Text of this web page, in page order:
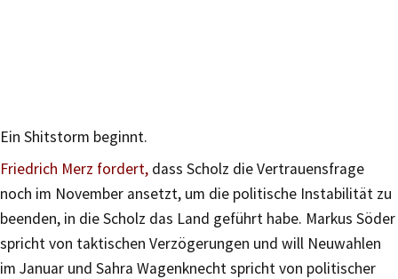
Ein Shitstorm beginnt.
Friedrich Merz fordert, dass Scholz die Vertrauensfrage
noch im November ansetzt, um die politische Instabilität zu
beenden, in die Scholz das Land geführt habe. Markus Söder
spricht von taktischen Verzögerungen und will Neuwahlen
im Januar und Sahra Wagenknecht spricht von politischer